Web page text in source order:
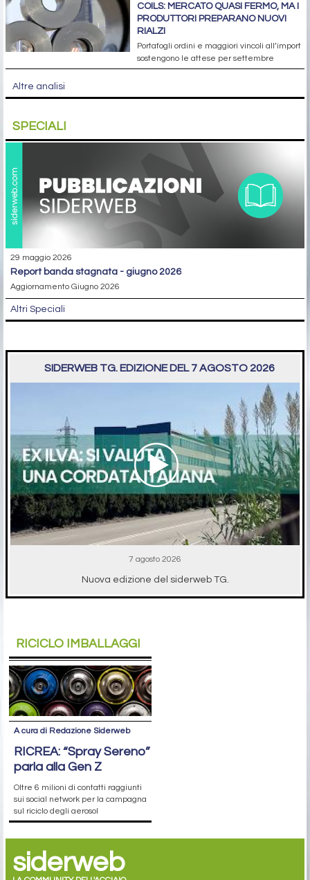
COILS: MERCATO QUASI FERMO, MA I
PRODUTTORI PREPARANO NUOVI
RIALZI
Portafogli ordini e maggiori vincoli all’import
sostengono le attese per settembre
Altre analisi
SPECIALI
29 maggio 2026
report banda stagnata - giugno 2026
Aggiornamento Giugno 2026
Altri Speciali
SIDERWEB TG. EDIZIONE DEL 7 AGOSTO 2026
7 agosto 2026
Nuova edizione del siderweb TG.
RICICLO IMBALLAGGI
A cura di Redazione Siderweb
RICREA: “Spray Sereno”
parla alla Gen Z
Oltre 6 milioni di contatti raggiunti
sui social network per la campagna
sul riciclo degli aerosol
siderweb